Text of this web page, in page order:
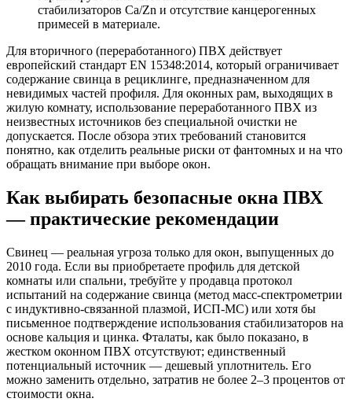
стабилизаторов Ca/Zn и отсутствие канцерогенных
примесей в материале.
Для вторичного (переработанного) ПВХ действует
европейский стандарт EN 15348:2014, который ограничивает
содержание свинца в рециклинге, предназначенном для
невидимых частей профиля. Для оконных рам, выходящих в
жилую комнату, использование переработанного ПВХ из
неизвестных источников без специальной очистки не
допускается. После обзора этих требований становится
понятно, как отделить реальные риски от фантомных и на что
обращать внимание при выборе окон.
Как выбирать безопасные окна ПВХ
— практические рекомендации
Свинец — реальная угроза только для окон, выпущенных до
2010 года. Если вы приобретаете профиль для детской
комнаты или спальни, требуйте у продавца протокол
испытаний на содержание свинца (метод масс-спектрометрии
с индуктивно-связанной плазмой, ИСП-МС) или хотя бы
письменное подтверждение использования стабилизаторов на
основе кальция и цинка. Фталаты, как было показано, в
жестком оконном ПВХ отсутствуют; единственный
потенциальный источник — дешевый уплотнитель. Его
можно заменить отдельно, затратив не более 2–3 процентов от
стоимости окна.